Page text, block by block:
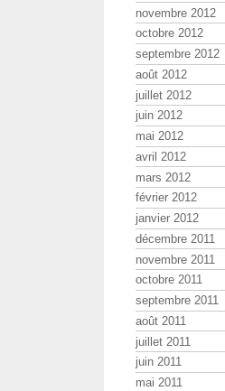
novembre 2012
octobre 2012
septembre 2012
août 2012
juillet 2012
juin 2012
mai 2012
avril 2012
mars 2012
février 2012
janvier 2012
décembre 2011
novembre 2011
octobre 2011
septembre 2011
août 2011
juillet 2011
juin 2011
mai 2011